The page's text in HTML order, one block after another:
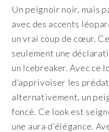
Un peignoir noir, mais
avec des accents
un vrai coup de cœur.
seulement une
un Icebreaker. Avec ce
d’apprivoiser les
alternativement, un
foncé. Ce look est
une aura d’élégance.